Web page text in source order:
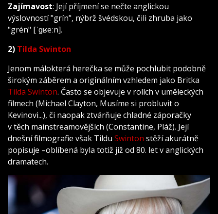
Zajímavost: Její příjmení se nečte anglickou
výslovností "grín", nýbrž švédskou, čili zhruba jako
"grén" [ˈɡʁeːn].
2) Tilda Swinton
Jenom málokterá herečka se může pochlubit podobně
širokým záběrem a originálním vzhledem jako Britka
Tilda Swinton. Často se objevuje v rolích v uměleckých
filmech (Michael Clayton, Musíme si probluvit o
Kevinovi...), či naopak ztvárňuje chladné záporačky
v těch mainstreamovějších (Constantine, Pláž). Její
dnešní filmografie však Tildu Swinton stěží akurátně
popisuje –oblíbená byla totiž již od 80. let v anglických
dramatech.